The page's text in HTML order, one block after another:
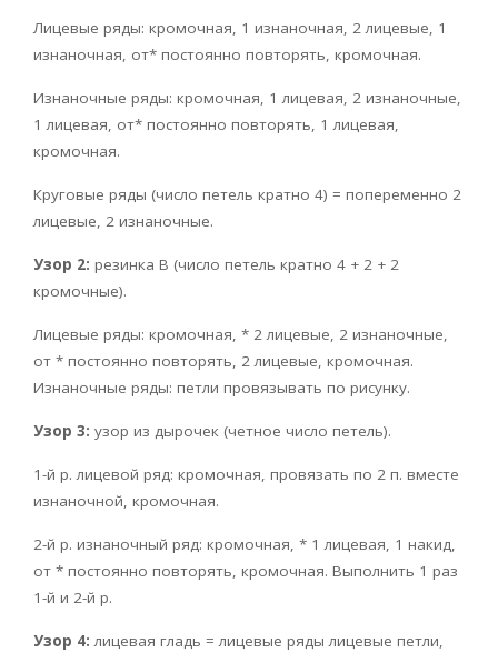
Лицевые ряды: кромочная, 1 изнаночная, 2 лицевые, 1
изнаночная, от* постоянно повторять, кромочная.
Изнаночные ряды: кромочная, 1 лицевая, 2 изнаночные,
1 лицевая, от* постоянно повторять, 1 лицевая,
кромочная.
Круговые ряды (число петель кратно 4) = попеременно 2
лицевые, 2 изнаночные.
Узор 2: резинка В (число петель кратно 4 + 2 + 2
кромочные).
Лицевые ряды: кромочная, * 2 лицевые, 2 изнаночные,
от * постоянно повторять, 2 лицевые, кромочная.
Изнаночные ряды: петли провязывать по рисунку.
Узор 3: узор из дырочек (четное число петель).
1-й р. лицевой ряд: кромочная, провязать по 2 п. вместе
изнаночной, кромочная.
2-й р. изнаночный ряд: кромочная, * 1 лицевая, 1 накид,
от * постоянно повторять, кромочная. Выполнить 1 раз
1-й и 2-й р.
Узор 4: лицевая гладь = лицевые ряды лицевые петли,